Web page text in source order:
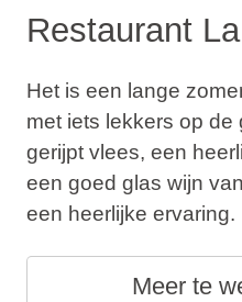
Restaurant
Het is een lange
met iets lekkers op de
gerijpt vlees, een
een goed glas wijn
een heerlijke ervaring.
Meer te